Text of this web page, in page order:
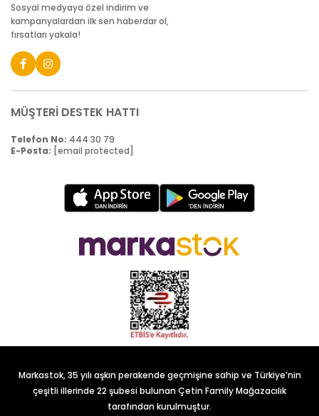
Sosyal medyaya özel indirim ve
kampanyalardan ilk sen haberdar ol,
fırsatları yakala!
MÜŞTERİ DESTEK HATTI
Telefon No: 444 30 79
E-Posta: [email protected]
Markastok, 35 yılı aşkın perakende geçmişine sahip ve Türkiye’nin
çeşitli illerinde 22 şubesi bulunan Çetin Family Mağazacılık
tarafından kurulmuştur.